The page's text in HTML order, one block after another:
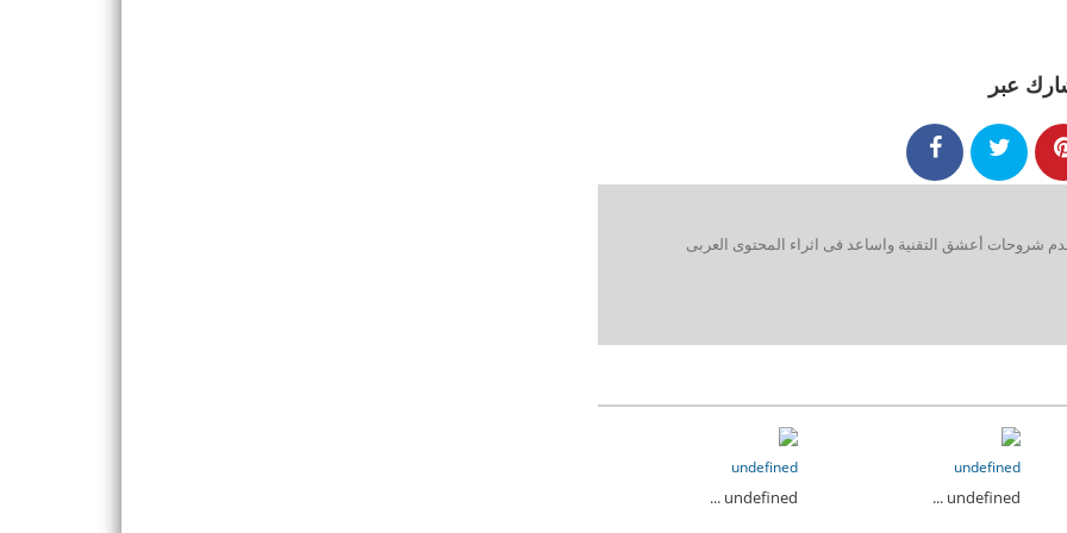
عبر
أعشق التقنية واساعد فى اثراء المحتوى العربى
undefined
undefined ...
undefined
undefined ...